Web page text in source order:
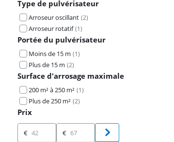
Type de pulvérisateur
Arroseur oscillant (2)
Arroseur rotatif (1)
Portée du pulvérisateur
Moins de 15 m (1)
Plus de 15 m (2)
Surface d'arrosage maximale
200 m² à 250 m² (1)
Plus de 250 m² (2)
Prix
Prix
€ €